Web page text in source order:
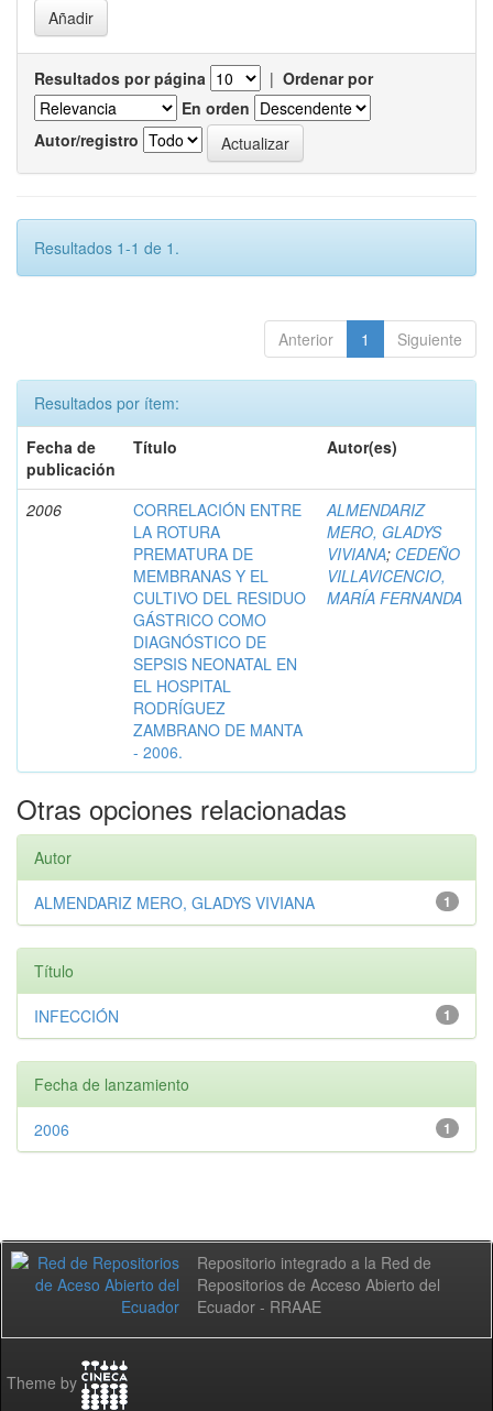
Resultados por página | Ordenar por
En orden
Autor/registro
Resultados 1-1 de 1.
Anterior 1 Siguiente
Resultados por ítem:
Fecha de
publicación
Título Autor(es)
2006
CORRELACIÓN ENTRE
LA ROTURA
PREMATURA DE
MEMBRANAS Y EL
CULTIVO DEL RESIDUO
GÁSTRICO COMO
DIAGNÓSTICO DE
SEPSIS NEONATAL EN
EL HOSPITAL
RODRÍGUEZ
ZAMBRANO DE MANTA
- 2006.
ALMENDARIZ
MERO, GLADYS
VIVIANA; CEDEÑO
VILLAVICENCIO,
MARÍA FERNANDA
Otras opciones relacionadas
Autor
1
ALMENDARIZ MERO, GLADYS VIVIANA
Título
1
INFECCIÓN
Fecha de lanzamiento
1
2006
Repositorio integrado a la Red de
Repositorios de Acceso Abierto del
Ecuador - RRAAE
Theme by